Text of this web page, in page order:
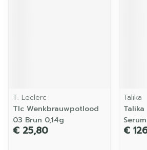
T. Leclerc
Tlc Wenkbrauwpotlood
03 Brun 0,14g
€ 25,80
Talika
€